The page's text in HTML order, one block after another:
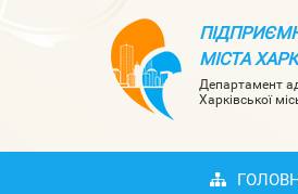
МІСТА
Департамент
Харківської